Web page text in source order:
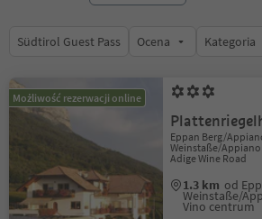
Südtirol Guest Pass Ocena Kategoria
Możliwość rezerwacji online
Eppan Berg/
Weinstaße/
Adige Wine Road
1.3 km od
Weinstaße/
Vino centrum